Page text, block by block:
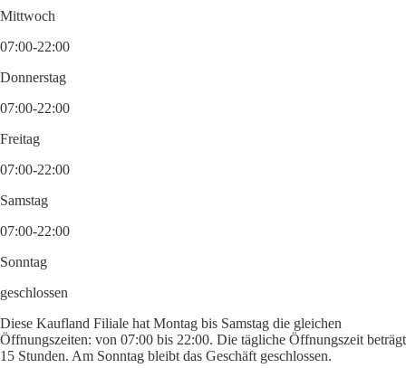
Mittwoch
07:00-22:00
Donnerstag
07:00-22:00
Freitag
07:00-22:00
Samstag
07:00-22:00
Sonntag
geschlossen
Diese Kaufland Filiale hat Montag bis Samstag die gleichen
Öffnungszeiten: von 07:00 bis 22:00. Die tägliche Öffnungszeit beträgt
15 Stunden. Am Sonntag bleibt das Geschäft geschlossen.